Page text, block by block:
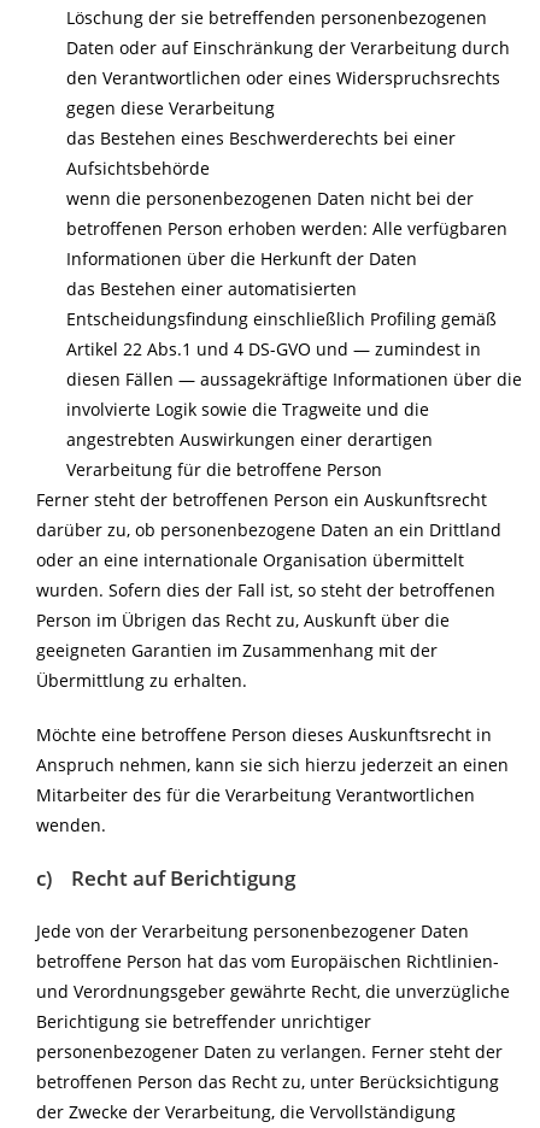
Löschung der sie betreffenden personenbezogenen
Daten oder auf Einschränkung der Verarbeitung durch
den Verantwortlichen oder eines Widerspruchsrechts
gegen diese Verarbeitung
das Bestehen eines Beschwerderechts bei einer
Aufsichtsbehörde
wenn die personenbezogenen Daten nicht bei der
betroffenen Person erhoben werden: Alle verfügbaren
Informationen über die Herkunft der Daten
das Bestehen einer automatisierten
Entscheidungsfindung einschließlich Profiling gemäß
Artikel 22 Abs.1 und 4 DS-GVO und — zumindest in
diesen Fällen — aussagekräftige Informationen über die
involvierte Logik sowie die Tragweite und die
angestrebten Auswirkungen einer derartigen
Verarbeitung für die betroffene Person
Ferner steht der betroffenen Person ein Auskunftsrecht
darüber zu, ob personenbezogene Daten an ein Drittland
oder an eine internationale Organisation übermittelt
wurden. Sofern dies der Fall ist, so steht der betroffenen
Person im Übrigen das Recht zu, Auskunft über die
geeigneten Garantien im Zusammenhang mit der
Übermittlung zu erhalten.
Möchte eine betroffene Person dieses Auskunftsrecht in
Anspruch nehmen, kann sie sich hierzu jederzeit an einen
Mitarbeiter des für die Verarbeitung Verantwortlichen
wenden.
c) Recht auf Berichtigung
Jede von der Verarbeitung personenbezogener Daten
betroffene Person hat das vom Europäischen Richtlinien-
und Verordnungsgeber gewährte Recht, die unverzügliche
Berichtigung sie betreffender unrichtiger
personenbezogener Daten zu verlangen. Ferner steht der
betroffenen Person das Recht zu, unter Berücksichtigung
der Zwecke der Verarbeitung, die Vervollständigung